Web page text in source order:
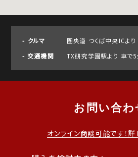
クルマ
圏央道 つくば中央ICよ
交通機関
TX研究学園駅より 車で
お問い合わ
オンライン商談可能です！詳